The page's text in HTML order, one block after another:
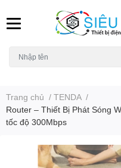
Trang chủ / TENDA /
Router – Thiết Bị Phát Sóng
tốc độ 300Mbps